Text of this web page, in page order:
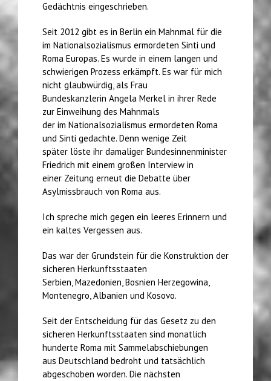
Gedächtnis eingeschrieben.
Seit 2012 gibt es in Berlin ein Mahnmal für die
im Nationalsozialismus ermordeten Sinti und
Roma Europas. Es wurde in einem langen und
schwierigen Prozess erkämpft. Es war für mich
nicht glaubwürdig, als Frau
Bundeskanzlerin Angela Merkel in ihrer Rede
zur Einweihung des Mahnmals
der im Nationalsozialismus ermordeten Roma
und Sinti gedachte. Denn wenige Zeit
später löste ihr damaliger Bundesinnenminister
Friedrich mit einem großen Interview in
einer Zeitung erneut die Debatte über
Asylmissbrauch von Roma aus.
Ich spreche mich gegen ein leeres Erinnern und
ein kaltes Vergessen aus.
Das war der Grundstein für die Konstruktion der
sicheren Herkunftsstaaten
Serbien, Mazedonien, Bosnien Herzegowina,
Montenegro, Albanien und Kosovo.
Seit der Entscheidung für das Gesetz zu den
sicheren Herkunftsstaaten sind monatlich
hunderte Roma mit Sammelabschiebungen
aus Deutschland bedroht und tatsächlich
abgeschoben worden. Die nächsten